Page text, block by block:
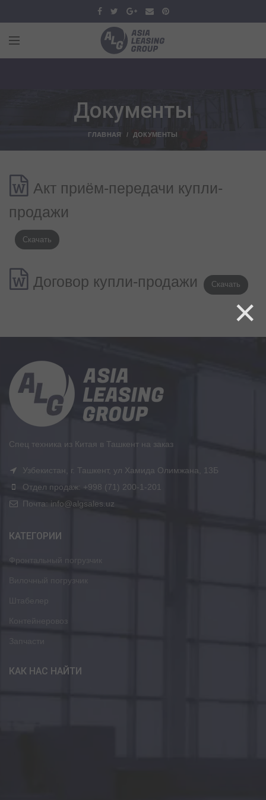
Документы
ГЛАВНАЯ ДОКУМЕНТЫ
Акт приём-передачи купли-
продажи
Скачать
Договор купли-продажи Скачать
Спец техника из Китая в Ташкент на заказ
Узбекистан, г. Ташкент, ул Хамида Олимжана, 13Б
Отдел продаж: +998 (71) 200-1-201
Почта: info@algsales.uz
КАТЕГОРИИ
Фронтальный погрузчик
Вилочный погрузчик
Контейнеровоз
КАК НАС НАЙТИ
×